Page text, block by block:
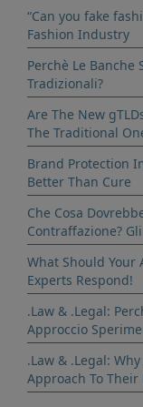
“Can you fake
Fashion Industry
Perchè Le Banche
Tradizionali?
Are The New
The Traditional
Brand Protection
Better Than Cure
Che Cosa
Contraffazione?
What Should Your
Experts Respond!
.Law & .Legal:
Approccio
.Law & .Legal:
Approach To Their